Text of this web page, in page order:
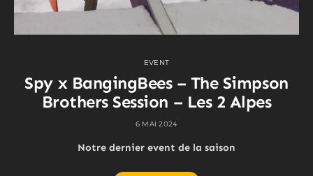
EVENT
Spy x BangingBees – The Simpson
Brothers Session – Les 2 Alpes
6 MAI 2024
Notre dernier event de la saison